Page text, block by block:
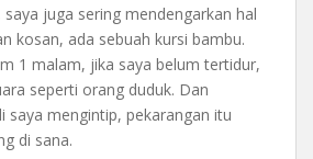
juga sering mendengarkan hal
kosan, ada sebuah kursi bambu.
1 malam, jika saya belum tertidur,
seperti orang duduk. Dan
saya mengintip, pekarangan itu
di sana.